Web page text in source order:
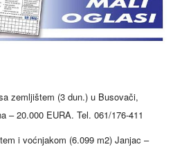
zemljištem (3 dun.) u Busovači,
– 20.000 EURA. Tel. 061/176-411
i voćnjakom (6.099 m2) Janjac –